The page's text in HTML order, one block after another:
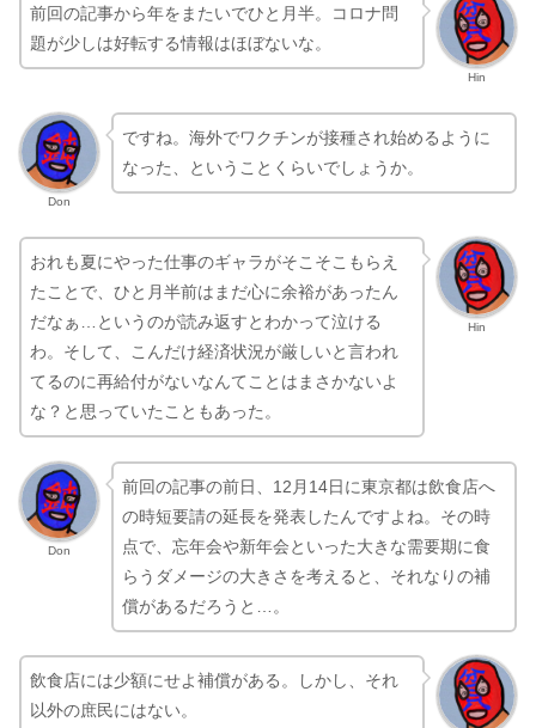
Hin
前回の記事から年をまたいでひと月半。コロナ問
題が少しは好転する情報はほぼないな。
Don
ですね。海外でワクチンが接種され始めるように
なった、ということくらいでしょうか。
Hin
おれも夏にやった仕事のギャラがそこそこもらえ
たことで、ひと月半前はまだ心に余裕があったん
だなぁ…というのが読み返すとわかって泣ける
わ。そして、こんだけ経済状況が厳しいと言われ
てるのに再給付がないなんてことはまさかないよ
な？と思っていたこともあった。
Don
前回の記事の前日、12月14日に東京都は飲食店へ
の時短要請の延長を発表したんですよね。その時
点で、忘年会や新年会といった大きな需要期に食
らうダメージの大きさを考えると、それなりの補
償があるだろうと…。
飲食店には少額にせよ補償がある。しかし、それ
以外の庶民にはない。